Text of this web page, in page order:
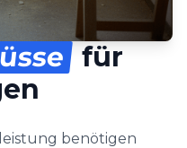
für
benötigen